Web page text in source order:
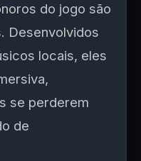
do jogo são
Desenvolvidos
locais, eles
se perderem
de